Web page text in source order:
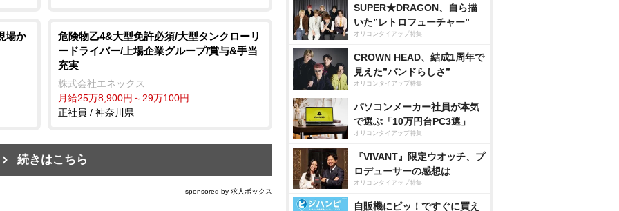
場か
危険物乙4&大型免許必須/大型タンクローリ
ードライバー/上場企業グループ/賞与&手当
充実
株式会社エネックス
月給25万8,900円～29万100円
正社員 / 神奈川県
続きはこちら
sponsored by 求人ボックス
SUPER★DRAGON、自ら描
いた”レトロフューチャー”
オリコンタイアップ特集
CROWN HEAD、結成1周年で
見えた”バンドらしさ”
オリコンタイアップ特集
パソコンメーカー社員が本気
で選ぶ「10万円台PC3選」
オリコンタイアップ特集
『VIVANT』限定ウオッチ、プ
ロデューサーの感想は
オリコンタイアップ特集
自販機にピッ！ですぐに買え